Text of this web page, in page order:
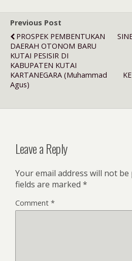
Previous Post
PROSPEK PEMBENTUKAN
DAERAH OTONOM BARU
KUTAI PESISIR DI
KABUPATEN KUTAI
KARTANEGARA (Muhammad
Agus)
Leave a Reply
Your email address will not be
fields are marked *
Comment *